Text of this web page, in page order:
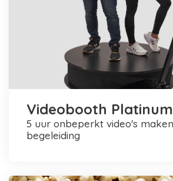
Videobooth Platinum
5 uur onbeperkt video's maken + personele
begeleiding